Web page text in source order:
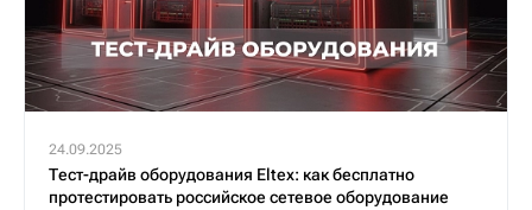
24.09.2025
Тест-драйв оборудования Eltex: как бесплатно
протестировать российское сетевое оборудование